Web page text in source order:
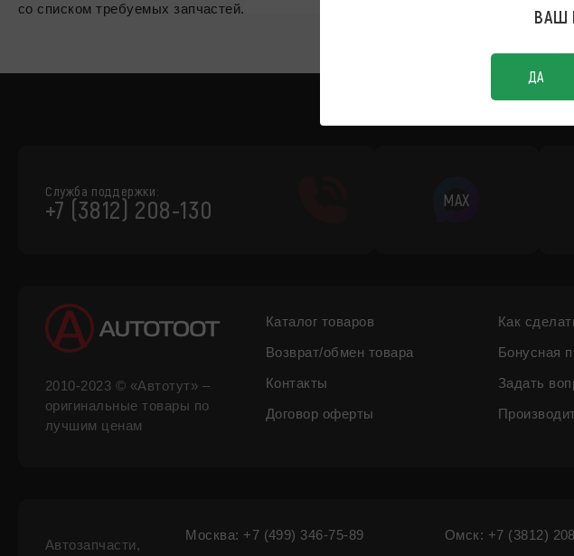
со списком требуемых запчастей.
Служба поддержки:
+7 (3812) 208-130 MAX
2010-2023 © «Автотут» –
оригинальные товары по
лучшим ценам
Каталог товаров Как
Возврат/обмен товара
Бонусная
Контакты
Задать
Договор оферты
Автозапчасти,
Москва: +7 (499) 346-75-89 Омск: +7 (3812)
ВАШ
ДА